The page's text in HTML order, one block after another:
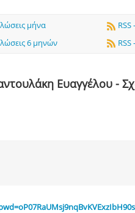
μήνα
6 μηνών
Ευαγγέλου -